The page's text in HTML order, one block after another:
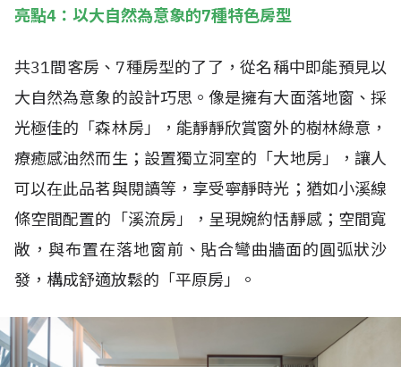
亮點4：以大自然為意象的7種特色房型
共31間客房、7種房型的了了，從名稱中即能預見以
大自然為意象的設計巧思。像是擁有大面落地窗、採
光極佳的「森林房」，能靜靜欣賞窗外的樹林綠意，
療癒感油然而生；設置獨立洞室的「大地房」，讓人
可以在此品茗與閱讀等，享受寧靜時光；猶如小溪線
條空間配置的「溪流房」，呈現婉約恬靜感；空間寬
敞，與布置在落地窗前、貼合彎曲牆面的圓弧狀沙
發，構成舒適放鬆的「平原房」。